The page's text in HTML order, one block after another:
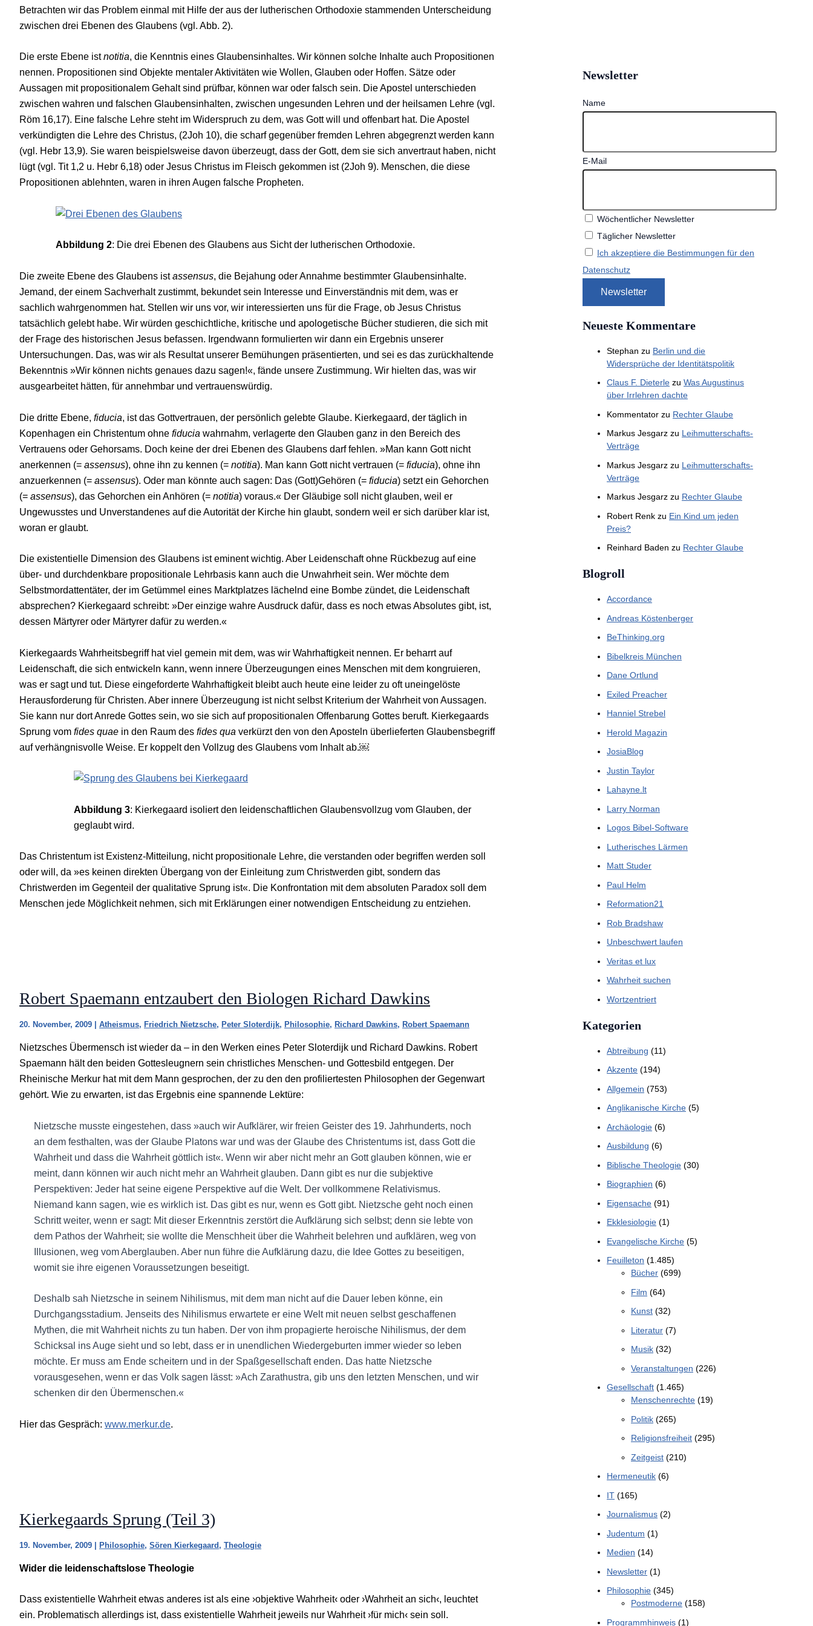
Betrachten wir das Problem einmal mit Hilfe der aus der lutheri­schen Orthodoxie stammenden Unterscheidung
zwischen drei Ebe­nen des Glaubens (vgl. Abb. 2).
Die erste Ebene istnotitia, die Kenntnis eines Glaubensinhaltes. Wir können solche Inhalte auch Propositionen
nennen. Propositionen sind Objekte mentaler Aktivitäten wie Wollen, Glauben oder Hoffen. Sätze oder
Aussagen mit propositionalem Gehalt sind prüfbar, kön­nen war oder falsch sein. Die Apostel unterschieden
zwischen wah­ren und falschen Glaubensinhalten, zwischen ungesunden Lehren und der heilsamen Lehre (vgl.
Röm 16,17). Eine falsche Lehre steht im Widerspruch zu dem, was Gott will und offenbart hat. Die Apostel
verkündigten die Lehre des Christus, (2Joh 10), die scharf gegenüber fremden Lehren abgegrenzt werden kann
(vgl. Hebr 13,9). Sie waren beispielsweise davon überzeugt, dass der Gott, dem sie sich anvertraut haben, nicht
lügt (vgl. Tit 1,2 u. Hebr 6,18) oder Je­sus Christus im Fleisch gekommen ist (2Joh 9). Menschen, die diese
Propositionen ablehnten, waren in ihren Augen falsche Propheten.
Abbildung 2: Die drei Ebenen des Glaubens aus Sicht der lutherischen Orthodoxie.
Die zweite Ebene des Glaubens istassensus, die Bejahung oder Annahme be­stimmter Glaubensinhalte.
Jemand, der einem Sachverhalt zu­stimmt, bekundet sein Interesse und Einverständnis mit dem, was er
sachlich wahrgenommen hat. Stellen wir uns vor, wir interessierten uns für die Frage, ob Jesus Christus
tatsächlich gelebt habe. Wir würden geschichtliche, kritische und apologetische Bücher studieren, die sich mit
der Frage des historischen Jesus befassen. Irgendwann formulierten wir dann ein Ergebnis unserer
Untersuchungen. Das, was wir als Resultat unserer Bemühungen präsentierten, und sei es das zurückhaltende
Bekenntnis »Wir können nichts genaues dazu sagen!«, fände unsere Zustimmung. Wir hielten das, was wir
ausgearbeitet hätten, für annehmbar und vertrauenswürdig.
Die dritte Ebene, fiducia, ist das Gottvertrauen, der persönlich ge­lebte Glaube. Kierkegaard, der täglich in
Kopenhagen ein Christen­tum ohne fiducia wahrnahm, verlagerte den Glauben ganz in den Be­reich des
Vertrauens oder Gehorsams. Doch keine der drei Ebenen des Glaubens darf fehlen. »Man kann Gott nicht
anerkennen (= assen­sus), ohne ihn zu kennen (= notitia). Man kann Gott nicht vertrauen (= fiducia), ohne ihn
anzuerkennen (= assensus). Oder man könnte auch sagen: Das (Gott)Gehören (= fiducia) setzt ein Gehorchen
(= as­sensus), das Gehorchen ein Anhören (= notitia) voraus.« Der Gläu­bige soll nicht glauben, weil er
Ungewusstes und Unverstandenes auf die Autorität der Kirche hin glaubt, sondern weil er sich darüber klar ist,
woran er glaubt.
Die existentielle Dimension des Glaubens ist eminent wichtig. Aber Leidenschaft ohne Rückbezug auf eine
über- und durchdenkbare propositionale Lehrbasis kann auch die Unwahrheit sein. Wer möchte dem
Selbstmordattentäter, der im Getümmel eines Marktplatzes lächelnd eine Bombe zündet, die Leidenschaft
absprechen? Kierkegaard schreibt: »Der einzige wahre Ausdruck dafür, dass es noch etwas Absolutes gibt, ist,
dessen Märtyrer oder Märtyrer dafür zu werden.«
Kierkegaards Wahrheitsbegriff hat viel gemein mit dem, was wir Wahrhaftigkeit nennen. Er beharrt auf
Leidenschaft, die sich entwickeln kann, wenn innere Überzeugungen eines Menschen mit dem kongruieren,
was er sagt und tut. Diese eingeforderte Wahrhaftigkeit bleibt auch heute eine leider zu oft uneingelöste
Herausforderung für Christen. Aber innere Überzeugung ist nicht selbst Kriterium der Wahrheit von Aussagen.
Sie kann nur dort An­rede Gottes sein, wo sie sich auf propositionalen Offenbarung Gottes beruft. Kierkegaards
Sprung vom fides quae in den Raum des fides qua verkürzt den von den Aposteln überlieferten Glaubensbegriff
auf verhängnisvolle Weise. Er koppelt den Vollzug des Glaubens vom Inhalt ab.￼
Abbildung 3: Kierkegaard isoliert den leidenschaftlichen Glaubensvollzug vom Glauben, der
geglaubt wird.
Das Christentum ist Existenz-Mitteilung, nicht propositionale Lehre, die verstanden oder begriffen werden soll
oder will, da »es keinen direkten Übergang von der Einleitung zum Christwerden gibt, sondern das
Christwerden im Gegenteil der qualitative Sprung ist«. Die Konfrontation mit dem absoluten Paradox soll dem
Menschen jede Möglichkeit nehmen, sich mit Erklärungen einer notwendigen Entscheidung zu entziehen.
Robert Spaemann entzaubert den Biologen Richard Dawkins
20. November, 2009 Atheismus, Friedrich Nietzsche, Peter Sloterdijk, Philosophie, Richard Dawkins, Robert Spaemann
Nietzsches Übermensch ist wieder da – in den Werken eines Peter Sloterdijk und Richard Dawkins. Robert
Spaemann hält den beiden Gottesleugnern sein christliches Menschen- und Gottesbild entgegen. Der
Rheinische Merkur hat mit dem Mann gesprochen, der zu den den profiliertesten Philosophen der Gegenwart
gehört. Wie zu erwarten, ist das Ergebnis eine spannende Lektüre:
Nietzsche musste eingestehen, dass »auch wir Aufklärer, wir freien Geister des 19. Jahrhunderts, noch
an dem festhalten, was der Glaube Platons war und was der Glaube des Christentums ist, dass Gott die
Wahrheit und dass die Wahrheit göttlich ist«. Wenn wir aber nicht mehr an Gott glauben können, wie er
meint, dann können wir auch nicht mehr an Wahrheit glauben. Dann gibt es nur die subjektive
Perspektiven: Jeder hat seine eigene Perspektive auf die Welt. Der vollkommene Relativismus.
Niemand kann sagen, wie es wirklich ist. Das gibt es nur, wenn es Gott gibt. Nietzsche geht noch einen
Schritt weiter, wenn er sagt: Mit dieser Erkenntnis zerstört die Aufklärung sich selbst; denn sie lebte von
dem Pathos der Wahrheit; sie wollte die Menschheit über die Wahrheit belehren und aufklären, weg von
Illusionen, weg vom Aberglauben. Aber nun führe die Aufklärung dazu, die Idee Gottes zu beseitigen,
womit sie ihre eigenen Voraussetzungen beseitigt.
Deshalb sah Nietzsche in seinem Nihilismus, mit dem man nicht auf die Dauer leben könne, ein
Durchgangsstadium. Jenseits des Nihilismus erwartete er eine Welt mit neuen selbst geschaffenen
Mythen, die mit Wahrheit nichts zu tun haben. Der von ihm propagierte heroische Nihilismus, der dem
Schicksal ins Auge sieht und so lebt, dass er in unendlichen Wiedergeburten immer wieder so leben
möchte. Er muss am Ende scheitern und in der Spaßgesellschaft enden. Das hatte Nietzsche
vorausgesehen, wenn er das Volk sagen lässt: »Ach Zarathustra, gib uns den letzten Menschen, und wir
schenken dir den Übermenschen.«
Hier das Gespräch: www.merkur.de.
Kierkegaards Sprung (Teil 3)
19. November, 2009 | Philosophie, Sören Kierkegaard, Theologie
Wider die leidenschaftslose Theologie
Dass existentielle Wahrheit etwas anderes ist als eine ›objektive Wahrheit‹ oder ›Wahrheit an sich‹, leuchtet
ein. Problematisch allerdings ist, dass existentielle Wahrheit jeweils nur Wahrheit ›für mich‹ sein soll.
Newsletter
Name
E-Mail
Wöchentlicher Newsletter
Täglicher Newsletter
Ich akzeptiere die Bestimmungen für den
Datenschutz
Neueste Kommentare
Stephan zu Berlin und die
Widersprüche der Identitätspolitik
Claus F. Dieterle zu Was Augustinus
über Irrlehren dachte
Kommentator zu Rechter Glaube
Markus Jesgarz zu Leihmutterschafts-
Verträge
Markus Jesgarz zu Leihmutterschafts-
Verträge
Markus Jesgarz zu Rechter Glaube
Robert Renk zu Ein Kind um jeden
Preis?
Reinhard Baden zu Rechter Glaube
Blogroll
Accordance
Andreas Köstenberger
BeThinking.org
Bibelkreis München
Dane Ortlund
Exiled Preacher
Hanniel Strebel
Herold Magazin
JosiaBlog
Justin Taylor
Lahayne.lt
Larry Norman
Logos Bibel-Software
Lutherisches Lärmen
Matt Studer
Paul Helm
Reformation21
Rob Bradshaw
Unbeschwert laufen
Veritas et lux
Wahrheit suchen
Wortzentriert
Kategorien
Abtreibung (11)
Akzente (194)
Allgemein (753)
Anglikanische Kirche (5)
Archäologie (6)
Ausbildung (6)
Biblische Theologie (30)
Biographien (6)
Eigensache (91)
Ekklesiologie (1)
Evangelische Kirche (5)
Feuilleton (1.485)
Bücher (699)
Film (64)
Kunst (32)
Literatur (7)
Musik (32)
Veranstaltungen (226)
Gesellschaft (1.465)
Menschenrechte (19)
Politik (265)
Religionsfreiheit (295)
Zeitgeist (210)
Hermeneutik (6)
IT (165)
Journalismus (2)
Judentum (1)
Medien (14)
Newsletter (1)
Philosophie (345)
Postmoderne (158)
Programmhinweis (1)